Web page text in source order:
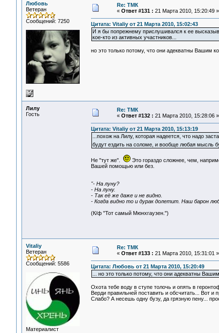
Любовь
Ветеран
Сообщений: 7250
Re: ТМК
« Ответ #131 : 21 Марта 2010, 15:20:49 »
Цитата: Vitaliy от 21 Марта 2010, 15:02:43
И я бы попрежнему прислушивался к ее
кое-кто из активных участников...
но это только потому, что они адекватны Вашим
Лилу
Гость
Re: ТМК
« Ответ #132 : 21 Марта 2010, 15:28:06 »
Цитата: Vitaliy от 21 Марта 2010, 15:13:19
...похож на Лилу, которая надеется, что надо
будут ездить на соломе, и вообще любая мысль
Не "тут же".
Это гораздо сложнее, чем,
Вашей помощью или без.
"- На луну?
- На луну.
- Так её же даже и не видно.
- Когда видно то и дурак долетит. Наш барон
(К/ф "Тот самый Мюнхгаузен.")
Vitaliy
Ветеран
Сообщений: 5586
Материалист
Re: ТМК
« Ответ #133 : 21 Марта 2010, 15:31:01 »
Цитата: Любовь от 21 Марта 2010, 15:20:49
... но это только потому, что они адекватны
Охота тебе воду в ступе толочь и опять в
Верди правильней поставить и обсчитать... Вот
Слабо? А несешь одну бузу, да грязную пену...